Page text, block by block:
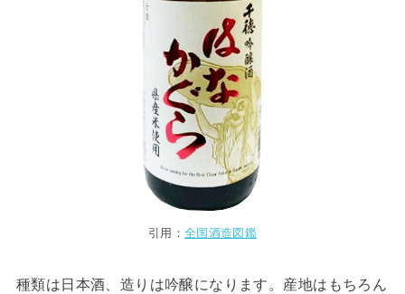
引用：全国酒造図鑑
種類は日本酒、造りは吟醸になります。産地はもちろん